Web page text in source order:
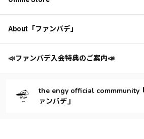
About「ファンバデ」
📣ファンバデ入会特典のご案内📣
the engy official commmunity
ァンバデ」